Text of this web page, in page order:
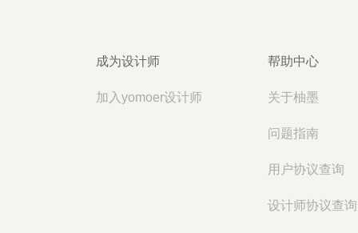
成为设计师
加入yomoer设计师
帮助中心
关于柚墨
问题指南
用户协议查询
设计师协议查询